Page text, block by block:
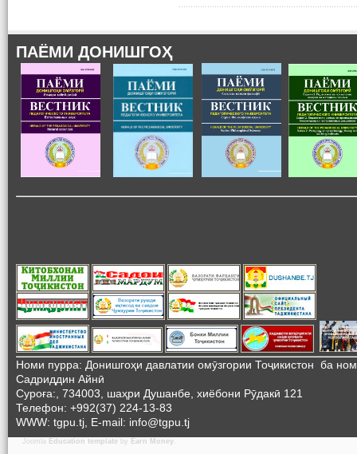
ПАЁМИ ДОНИШГОҲ
Номи пурра: Донишгоҳи давлатии омӯзгории Тоҷикистон ба
Садриддин Айнӣ
Суроға:, 734003, шаҳри Душанбе, хиёбони Рӯдакӣ 121
Телефон: +992(37) 224-13-83
WWW: tgpu.tj, E-mail: info@tgpu.tj
Joomla Education template by Earn Money